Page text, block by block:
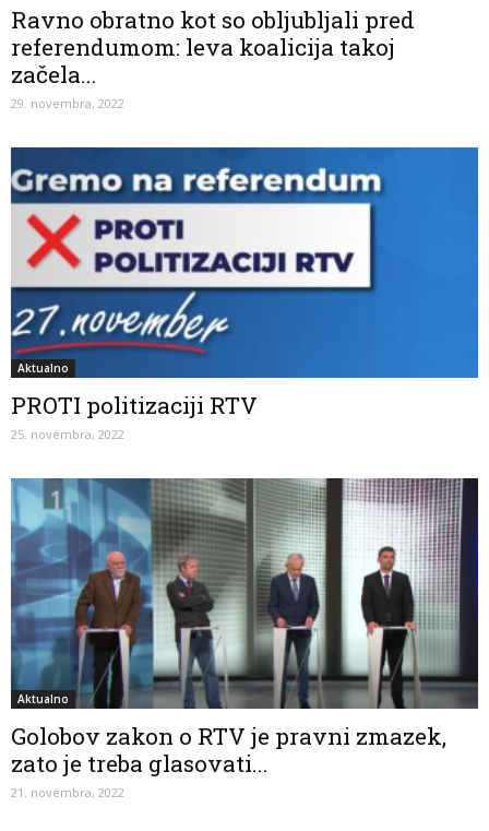
Ravno obratno kot so obljubljali pred
referendumom: leva koalicija takoj
začela...
29. novembra, 2022
Aktualno
PROTI politizaciji RTV
25. novembra, 2022
Aktualno
Golobov zakon o RTV je pravni zmazek,
zato je treba glasovati...
21. novembra, 2022